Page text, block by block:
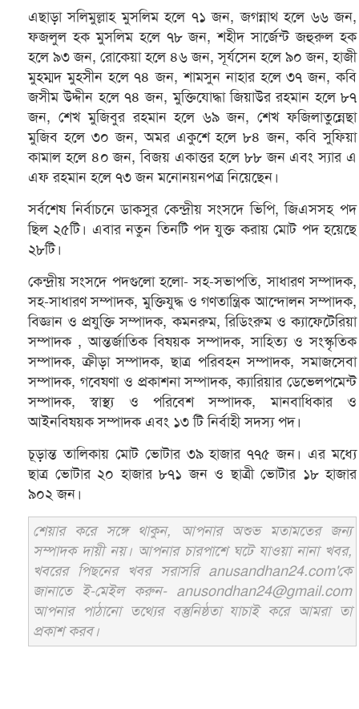
এছাড়া সলিমুল্লাহ মুসলিম হলে ৭১ জন, জগন্নাথ হলে ৬৬ জন,
ফজলুল হক মুসলিম হলে ৭৮ জন, শহীদ সার্জেন্ট জহুরুল হক
হলে ৯৩ জন, রোকেয়া হলে ৪৬ জন, সূর্যসেন হলে ৯০ জন, হাজী
মুহম্মদ মুহসীন হলে ৭৪ জন, শামসুন নাহার হলে ৩৭ জন, কবি
জসীম উদ্দীন হলে ৭৪ জন, মুক্তিযোদ্ধা জিয়াউর রহমান হলে ৮৭
জন, শেখ মুজিবুর রহমান হলে ৬৯ জন, শেখ ফজিলাতুন্নেছা
মুজিব হলে ৩০ জন, অমর একুশে হলে ৮৪ জন, কবি সুফিয়া
কামাল হলে ৪০ জন, বিজয় একাত্তর হলে ৮৮ জন এবং স্যার এ
এফ রহমান হলে ৭৩ জন মনোনয়নপত্র নিয়েছেন।
সর্বশেষ নির্বাচনে ডাকসুর কেন্দ্রীয় সংসদে ভিপি, জিএসসহ পদ
ছিল ২৫টি। এবার নতুন তিনটি পদ যুক্ত করায় মোট পদ হয়েছে
২৮টি।
কেন্দ্রীয় সংসদে পদগুলো হলো- সহ-সভাপতি, সাধারণ সম্পাদক,
সহ-সাধারণ সম্পাদক, মুক্তিযুদ্ধ ও গণতান্ত্রিক আন্দোলন সম্পাদক,
বিজ্ঞান ও প্রযুক্তি সম্পাদক, কমনরুম, রিডিংরুম ও ক্যাফেটেরিয়া
সম্পাদক , আন্তর্জাতিক বিষয়ক সম্পাদক, সাহিত্য ও সংস্কৃতিক
সম্পাদক, ক্রীড়া সম্পাদক, ছাত্র পরিবহন সম্পাদক, সমাজসেবা
সম্পাদক, গবেষণা ও প্রকাশনা সম্পাদক, ক্যারিয়ার ডেভেলপমেন্ট
সম্পাদক, স্বাস্থ্য ও পরিবেশ সম্পাদক, মানবাধিকার ও
আইনবিষয়ক সম্পাদক এবং ১৩ টি নির্বাহী সদস্য পদ।
চূড়ান্ত তালিকায় মোট ভোটার ৩৯ হাজার ৭৭৫ জন। এর মধ্যে
ছাত্র ভোটার ২০ হাজার ৮৭১ জন ও ছাত্রী ভোটার ১৮ হাজার
৯০২ জন।
শেয়ার করে সঙ্গে থাকুন, আপনার অশুভ মতামতের জন্য
সম্পাদক দায়ী নয়। আপনার চারপাশে ঘটে যাওয়া নানা খবর,
খবরের পিছনের খবর সরাসরি anusandhan24.com'কে
জানাতে ই-মেইল করুন- anusondhan24@gmail.com
আপনার পাঠানো তথ্যের বস্তুনিষ্ঠতা যাচাই করে আমরা তা
প্রকাশ করব।